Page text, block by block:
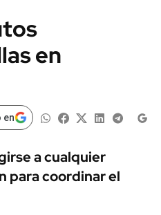
INFORMACIÓN GENERAL
AUTOS
en
en
a cualquier
para coordinar el